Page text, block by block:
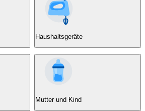
Haushaltsgeräte
Mutter und Kind